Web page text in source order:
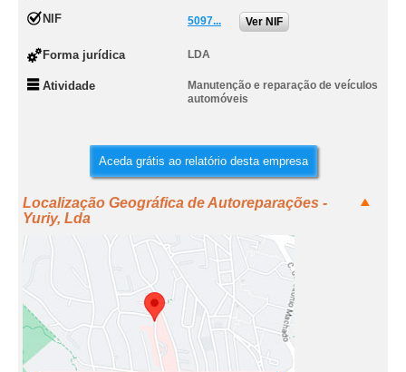
NIF 5097... Ver NIF
Forma jurídica LDA
Atividade
Manutenção e reparação de veículos
automóveis
Aceda grátis ao relatório desta empresa
Localização Geográfica de Autoreparações -
Yuriy, Lda